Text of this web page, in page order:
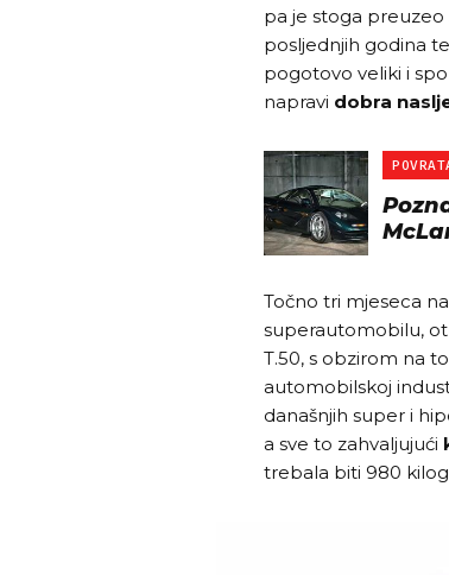
pa je stoga preuzeo
posljednjih godina
pogotovo veliki i
napravi dobra
Točno tri mjeseca
superautomobilu,
T.50, s obzirom na
automobilskoj
današnjih super i
a sve to zahvaljujući
trebala biti 980